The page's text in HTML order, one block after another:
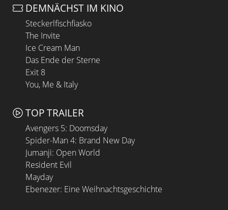
DEMNÄCHST IM KINO
Steckerlfischfiasko
The Invite
Ice Cream Man
Das Ende der Sterne
Exit 8
You, Me & Italy
TOP TRAILER
Avengers 5: Doomsday
Spider-Man 4: Brand New Day
Jumanji: Open World
Resident Evil
Mayday
Ebenezer: Eine Weihnachtsgeschichte